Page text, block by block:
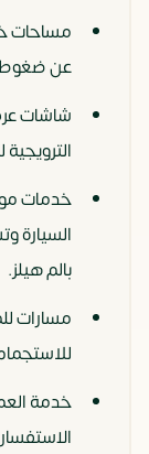
مساحات
عن ضغوط
شاشات
خدمات
السيارة
بالم هيلز.
مسارات
خدمة